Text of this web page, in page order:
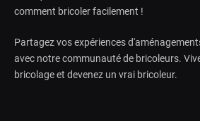
comment bricoler facilement !
Partagez vos expériences
avec notre communauté de bricoleurs.
bricolage et devenez un vrai bricoleur.